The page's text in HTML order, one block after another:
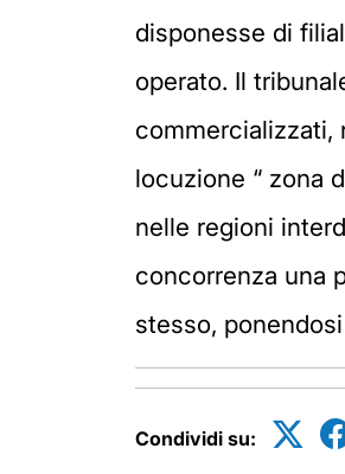
disponesse di
operato. Il
commercializzati,
locuzione “ zona
nelle regioni
concorrenza una
stesso,
Condividi su: